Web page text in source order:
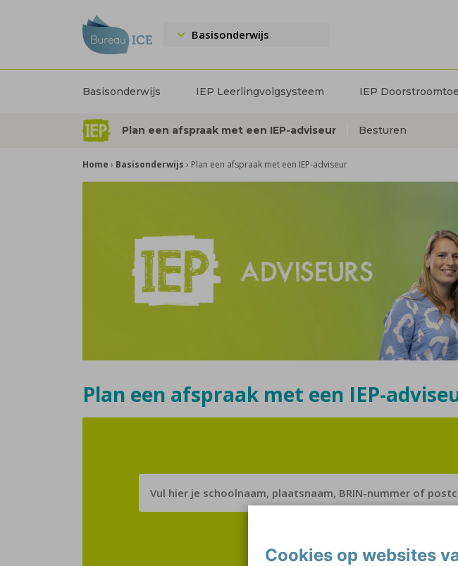
Basisonderwijs
Basisonderwijs IEP Leerlingvolgsysteem IEP
Plan een afspraak met een IEP-adviseur Besturen
Home › Basisonderwijs › Plan een afspraak met een IEP-adviseur
Plan een afspraak met een IEP-
Cookies op websites